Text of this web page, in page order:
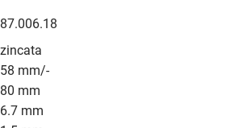
87.006.18
zincata
58 mm/-
80 mm
6.7 mm